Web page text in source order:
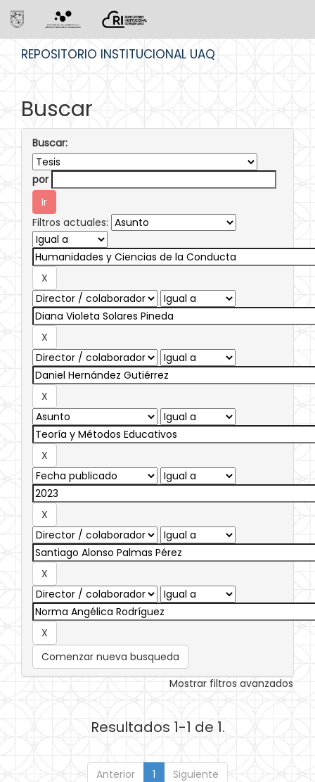
REPOSITORIO INSTITUCIONAL UAQ
Buscar
Buscar:
por
Filtros actuales:
Comenzar nueva busqueda
Mostrar filtros avanzados
Resultados 1-1 de 1.
Anterior 1 Siguiente